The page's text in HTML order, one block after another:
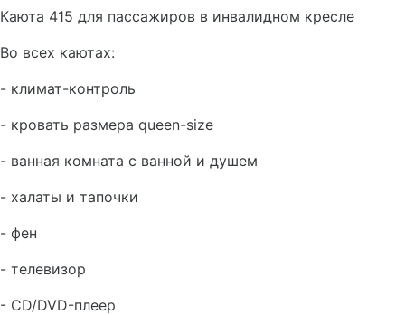
Каюта 415 для пассажиров в инвалидном кресле
Во всех каютах:
- климат-контроль
- кровать размера queen-size
- ванная комната с ванной и душем
- халаты и тапочки
- фен
- телевизор
- CD/DVD-плеер